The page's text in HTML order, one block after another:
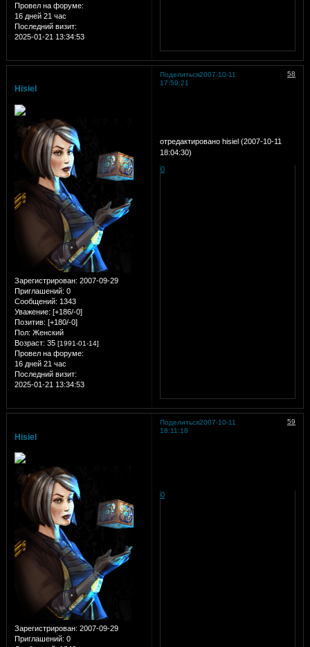
Провел на форуме:
16 дней 21 час
Последний визит:
2025-01-21 13:34:53
Поделиться 58
2007-10-11
17:59:21
Hisiel
Зарегистрирован: 2007-09-29
Приглашений: 0
Сообщений: 1343
Уважение: [+186/-0]
Позитив: [+180/-0]
Пол: Женский
Возраст: 35 [1991-01-14]
Провел на форуме:
16 дней 21 час
Последний визит:
2025-01-21 13:34:53
отредактировано hisiel (2007-10-11
18:04:30)
0
Поделиться 59
2007-10-11
18:11:18
Hisiel
Зарегистрирован: 2007-09-29
Приглашений: 0
0